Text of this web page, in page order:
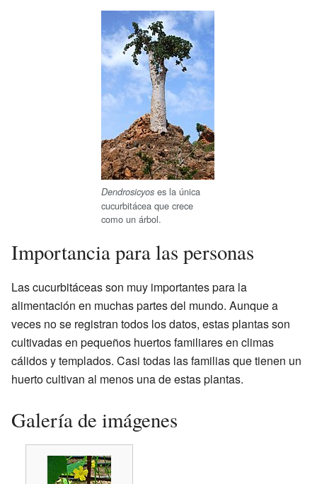
Dendrosicyos es la única
cucurbitácea que crece
como un árbol.
Importancia para las personas
Las cucurbitáceas son muy importantes para la
alimentación en muchas partes del mundo. Aunque a
veces no se registran todos los datos, estas plantas son
cultivadas en pequeños huertos familiares en climas
cálidos y templados. Casi todas las familias que tienen un
huerto cultivan al menos una de estas plantas.
Galería de imágenes